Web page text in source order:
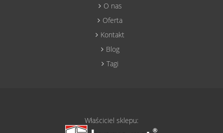
O nas
Oferta
Kontakt
Blog
Tagi
Właściciel sklepu: